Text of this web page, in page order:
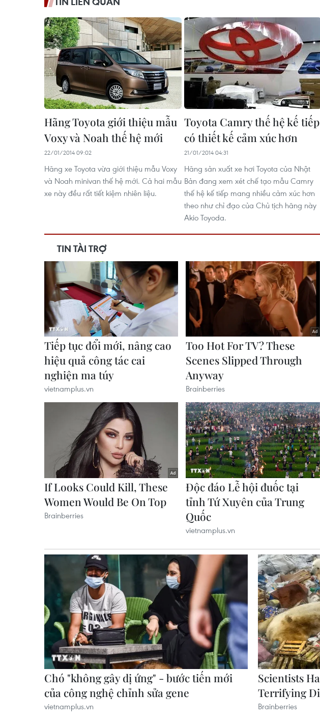
Hãng Toyota giới thiệu mẫu
Voxy và Noah thế hệ mới
22/01/2014 09:02
Hãng xe Toyota vừa giới thiệu mẫu Voxy
và Noah minivan thế hệ mới. Cả hai mẫu
xe này đều rất tiết kiệm nhiên liệu.
Toyota Camry thế hệ kế tiếp
có thiết kế cảm xúc hơn
21/01/2014 04:31
Hãng sản xuất xe hơi Toyota của Nhật
Bản đang xem xét chế tạo mẫu Camry
thế hệ kế tiếp mang nhiều cảm xúc hơn
theo như chỉ đạo của Chủ tịch hãng này
Akio Toyoda.